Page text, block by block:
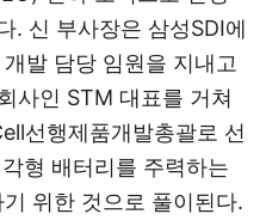
. 신 부사장은 삼성SDI에
발 담당 임원을 지내고
사인 STM 대표를 거쳐
선행제품개발총괄로 선
형 배터리를 주력하는
위한 것으로 풀이된다.